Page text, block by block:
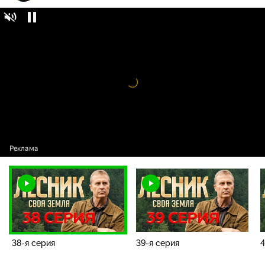
Видео
проигрыватель
38-я серия 39-я серия